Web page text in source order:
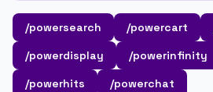
/powersearch /powercart
/powerdisplay
/powerinfinity
/powerhits
/powerchat